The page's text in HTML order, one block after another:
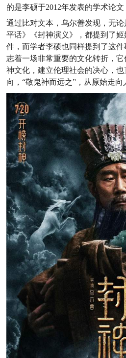
的是李硕于2012年发表的学术论文
通过比对文本，乌尔善发现，无
平话》《封神演义》，都提到了
件，而学者李硕也同样提到了这
志着一场非常重要的文化转折，
神文化，建立伦理社会的决心，
向，“敬鬼神而远之”，从原始走向